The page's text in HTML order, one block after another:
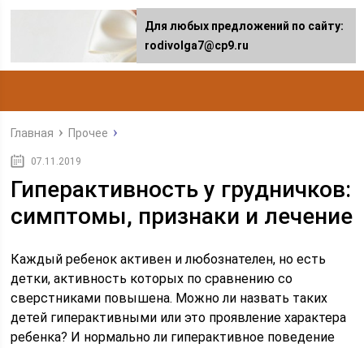
Главная Прочее
07.11.2019
Гиперактивность у грудничков:
симптомы, признаки и лечение
Каждый ребенок активен и любознателен, но есть
детки, активность которых по сравнению со
сверстниками повышена. Можно ли назвать таких
детей гиперактивными или это проявление характера
ребенка? И нормально ли гиперактивное поведение
Для любых предложений по сайту:
rodivolga7@cp9.ru